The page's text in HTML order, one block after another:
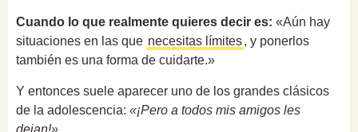
Cuando lo que realmente quieres decir es: «Aún hay
situaciones en las que necesitas límites, y ponerlos
también es una forma de cuidarte.»
Y entonces suele aparecer uno de los grandes clásicos
de la adolescencia: «¡Pero a todos mis amigos les